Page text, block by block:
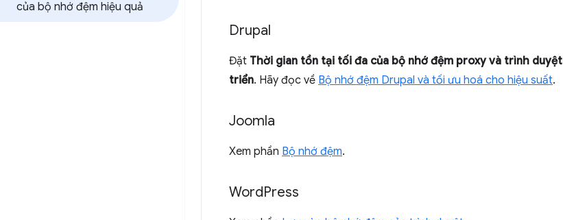
của bộ nhớ đệm hiệu quả
Drupal
Đặt Thời gian tồn tại tối đa của bộ nhớ đệm proxy và trình duyệt
triển. Hãy đọc về Bộ nhớ đệm Drupal và tối ưu hoá cho hiệu suất.
Joomla
Xem phần Bộ nhớ đệm.
WordPress